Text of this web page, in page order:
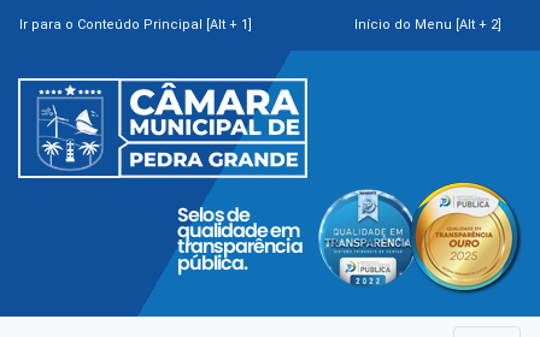
Ir para o Conteúdo Principal [Alt + 1] Início do Menu [Alt + 2]